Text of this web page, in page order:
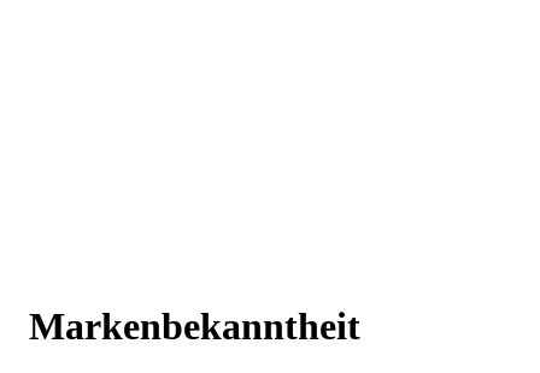
Markenbekanntheit